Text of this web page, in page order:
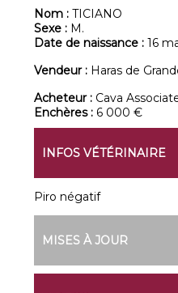
Nom :TICIANO
Sexe : M.
Date de naissance :16
Vendeur : Haras de
Acheteur : Cava
Enchères : 6 000 €
INFOS VÉTÉRINAIRE
Piro négatif
MISES À JOUR